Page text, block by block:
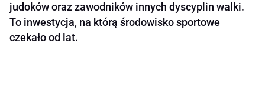
judoków oraz zawodników innych dyscyplin walki.
To inwestycja, na którą środowisko sportowe
czekało od lat.